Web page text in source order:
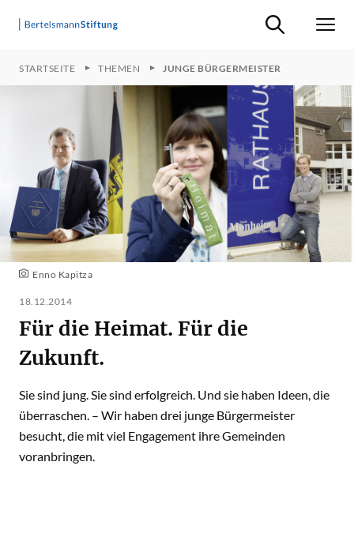
Suche ein-/
STARTSEITE THEMEN JUNGE BÜRGERMEISTER
Enno Kapitza
18.12.2014
Für die Heimat. Für die
Zukunft.
Sie sind jung. Sie sind erfolgreich. Und sie haben Ideen, die
überraschen. – Wir haben drei junge Bürgermeister
besucht, die mit viel Engagement ihre Gemeinden
voranbringen.